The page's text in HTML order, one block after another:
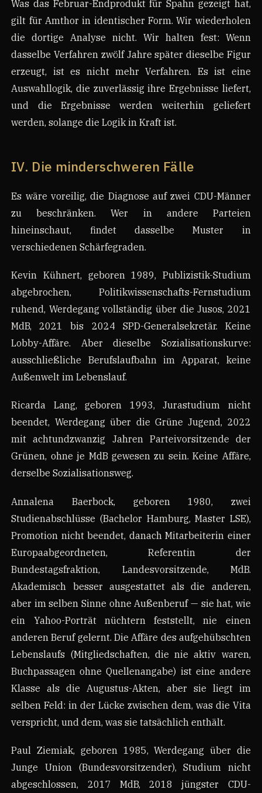
Was das Februar-Endprodukt für Spahn gezeigt hat,
gilt für Amthor in identischer Form. Wir wiederholen
die dortige Analyse nicht. Wir halten fest: Wenn
dasselbe Verfahren zwölf Jahre später dieselbe Figur
erzeugt, ist es nicht mehr Verfahren. Es ist eine
Auswahllogik, die zuverlässig ihre Ergebnisse liefert,
und die Ergebnisse werden weiterhin geliefert
werden, solange die Logik in Kraft ist.
IV. Die minderschweren Fälle
Es wäre voreilig, die Diagnose auf zwei CDU-Männer
zu beschränken. Wer in andere Parteien
hineinschaut, findet dasselbe Muster in
verschiedenen Schärfegraden.
Kevin Kühnert, geboren 1989, Publizistik-Studium
abgebrochen, Politikwissenschafts-Fernstudium
ruhend, Werdegang vollständig über die Jusos, 2021
MdB, 2021 bis 2024 SPD-Generalsekretär. Keine
Lobby-Affäre. Aber dieselbe Sozialisationskurve:
ausschließliche Berufslaufbahn im Apparat, keine
Außenwelt im Lebenslauf.
Ricarda Lang, geboren 1993, Jurastudium nicht
beendet, Werdegang über die Grüne Jugend, 2022
mit achtundzwanzig Jahren Parteivorsitzende der
Grünen, ohne je MdB gewesen zu sein. Keine Affäre,
derselbe Sozialisationsweg.
Annalena Baerbock, geboren 1980, zwei
Studienabschlüsse (Bachelor Hamburg, Master LSE),
Promotion nicht beendet, danach Mitarbeiterin einer
Europaabgeordneten, Referentin der
Bundestagsfraktion, Landesvorsitzende, MdB.
Akademisch besser ausgestattet als die anderen,
aber im selben Sinne ohne Außenberuf — sie hat, wie
ein Yahoo-Porträt nüchtern feststellt, nie einen
anderen Beruf gelernt. Die Affäre des aufgehübschten
Lebenslaufs (Mitgliedschaften, die nie aktiv waren,
Buchpassagen ohne Quellenangabe) ist eine andere
Klasse als die Augustus-Akten, aber sie liegt im
selben Feld: in der Lücke zwischen dem, was die Vita
verspricht, und dem, was sie tatsächlich enthält.
Paul Ziemiak, geboren 1985, Werdegang über die
Junge Union (Bundesvorsitzender), Studium nicht
abgeschlossen, 2017 MdB, 2018 jüngster CDU-